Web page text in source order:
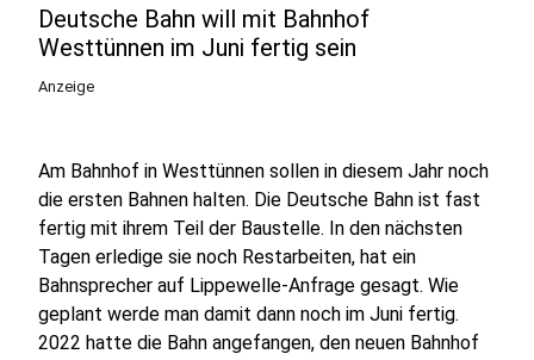
Deutsche Bahn will mit Bahnhof
Westtünnen im Juni fertig sein
Anzeige
Am Bahnhof in Westtünnen sollen in diesem Jahr noch
die ersten Bahnen halten. Die Deutsche Bahn ist fast
fertig mit ihrem Teil der Baustelle. In den nächsten
Tagen erledige sie noch Restarbeiten, hat ein
Bahnsprecher auf Lippewelle-Anfrage gesagt. Wie
geplant werde man damit dann noch im Juni fertig.
2022 hatte die Bahn angefangen, den neuen Bahnhof